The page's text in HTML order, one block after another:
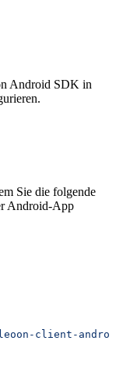
Android SDK in
Sie die folgende
Android-App
client-